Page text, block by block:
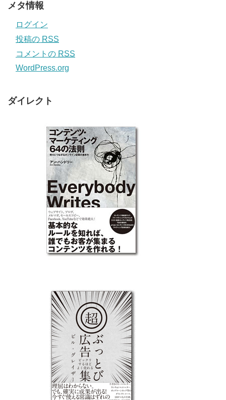
メタ情報
ログイン
投稿の RSS
コメントの RSS
WordPress.org
ダイレクト